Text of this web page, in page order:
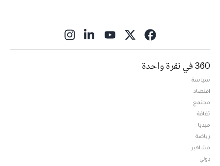
360 في نقرة واحدة
سياسة
اقتصاد
مجتمع
ثقافة
ميديا
رياضة
مشاهير
دولي